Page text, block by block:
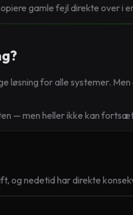
gamle fejl direkte over i
løsning for alle systemer.
— men heller ikke kan
og nedetid har direkte